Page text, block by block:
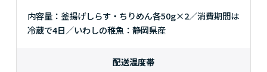
内容量：釜揚げしらす・ちりめん各50g×2／消費期間は
冷蔵で4日／いわしの稚魚：静岡県産
配送温度帯